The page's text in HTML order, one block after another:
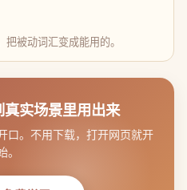
被动词汇变成能用的。
实场景里用出来
。不用下载，打开网页就开
。